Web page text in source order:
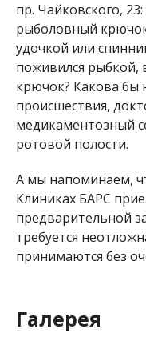
пр. Чайковского,
рыболовный
удочкой или
поживился рыбкой,
крючок? Какова бы
происшествия,
медикаментозный
ротовой полости.
А мы напоминаем,
Клиниках БАРС
предварительной
требуется
принимаются без
Галерея